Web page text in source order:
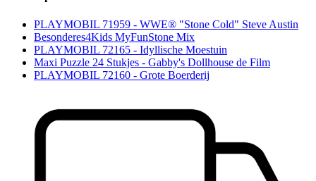
PLAYMOBIL 71959 - WWE® "Stone Cold" Steve Austin
Besonderes4Kids MyFunStone Mix
PLAYMOBIL 72165 - Idyllische Moestuin
Maxi Puzzle 24 Stukjes - Gabby's Dollhouse de Film
PLAYMOBIL 72160 - Grote Boerderij